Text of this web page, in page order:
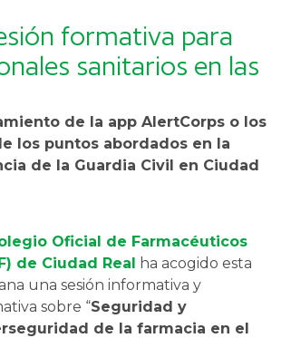
formativa para
sanitarios en las
de la app AlertCorps o los
los puntos abordados en la
de la Guardia Civil en Ciudad
Oficial de Farmacéuticos
de Ciudad Real ha acogido esta
una sesión informativa y
sobre “Seguridad y
de la farmacia en el